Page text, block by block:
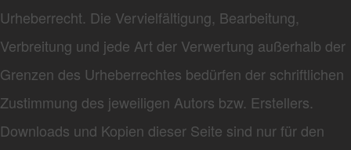
Urheberrecht. Die Vervielfältigung, Bearbeitung,
Verbreitung und jede Art der Verwertung außerhalb der
Grenzen des Urheberrechtes bedürfen der schriftlichen
Zustimmung des jeweiligen Autors bzw. Erstellers.
Downloads und Kopien dieser Seite sind nur für den